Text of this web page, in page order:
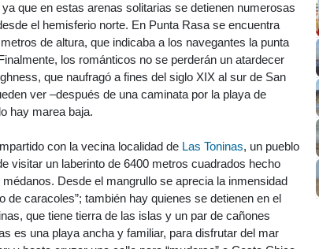
que en estas arenas solitarias se detienen numerosas
el hemisferio norte. En Punta Rasa se encuentra
de altura, que indicaba a los navegantes la punta
los románticos no se perderán un atardecer
que naufragó a fines del siglo XIX al sur de San
ver –después de una caminata por la playa de
hay marea baja.
con la vecina localidad de Las Toninas, un pueblo
visitar un laberinto de 6400 metros cuadrados hecho
Desde el mangrullo se aprecia la inmensidad
de caracoles”; también hay quienes se detienen en el
que tiene tierra de las islas y un par de cañones
es una playa ancha y familiar, para disfrutar del mar